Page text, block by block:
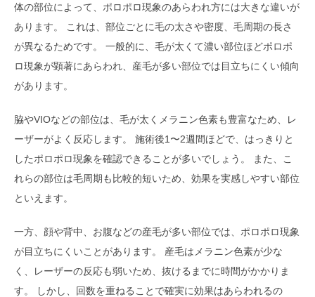
体の部位によって、ポロポロ現象のあらわれ方には大きな違いが
あります。 これは、部位ごとに毛の太さや密度、毛周期の長さ
が異なるためです。 一般的に、毛が太くて濃い部位ほどポロポ
ロ現象が顕著にあらわれ、産毛が多い部位では目立ちにくい傾向
があります。
脇やVIOなどの部位は、毛が太くメラニン色素も豊富なため、レ
ーザーがよく反応します。 施術後1〜2週間ほどで、はっきりと
したポロポロ現象を確認できることが多いでしょう。 また、こ
れらの部位は毛周期も比較的短いため、効果を実感しやすい部位
といえます。
一方、顔や背中、お腹などの産毛が多い部位では、ポロポロ現象
が目立ちにくいことがあります。 産毛はメラニン色素が少な
く、レーザーの反応も弱いため、抜けるまでに時間がかかりま
す。 しかし、回数を重ねることで確実に効果はあらわれるの